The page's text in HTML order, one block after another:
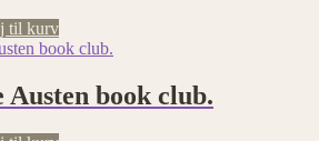
til kurv
Austen book club.